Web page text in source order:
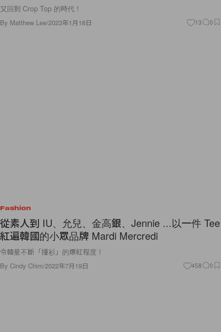
又回到 Crop Top 的時代！
By Matthew Lee/2023年1月18日 13 0
Fashion
從素人到 IU、允兒、金高銀、Jennie ...以一件 Tee
紅遍韓國的小眾品牌 Mardi Mercredi
令韓星不斷「撞衫」的爆紅程度！
By Cindy Chim/2022年7月19日 458 0